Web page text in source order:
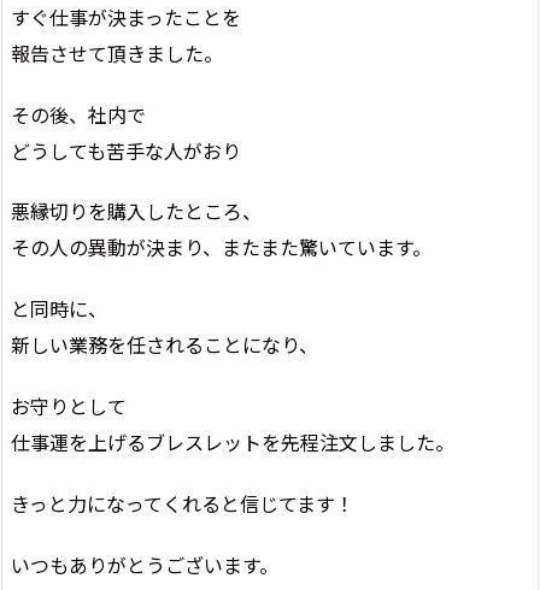
すぐ仕事が決まったことを
報告させて頂きました。
その後、社内で
どうしても苦手な人がおり
悪縁切りを購入したところ、
その人の異動が決まり、またまた驚いています。
と同時に、
新しい業務を任されることになり、
お守りとして
仕事運を上げるブレスレットを先程注文しました。
きっと力になってくれると信じてます！
いつもありがとうございます。